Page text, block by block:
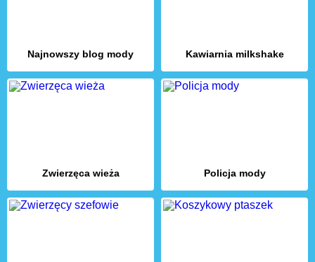
Najnowszy blog mody Kawiarnia milkshake
Zwierzęca wieża Policja mody